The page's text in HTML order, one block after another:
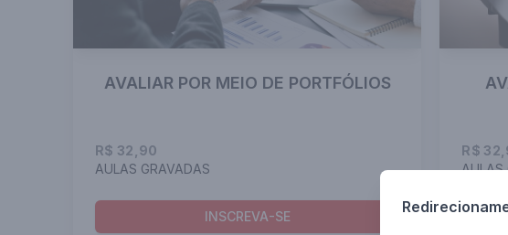
AVALIAR POR MEIO DE PORTFÓLIOS
R$ 32,90
AULAS GRAVADAS
INSCREVA-SE
R$
AULAS